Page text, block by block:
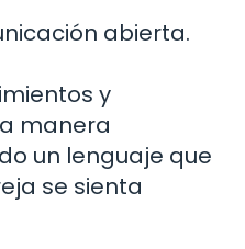
abierta.
y
manera
un lenguaje que
se sienta